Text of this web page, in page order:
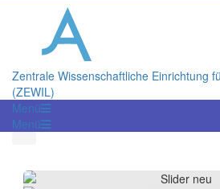
Zentrale Wissenschaftliche Einrichtung
(ZEWIL)
Menü
Menü